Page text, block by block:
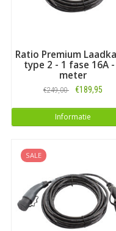
Ratio Premium
type 2 - 1 fase 16A
meter
€249,00 €189,95
Informatie
SALE